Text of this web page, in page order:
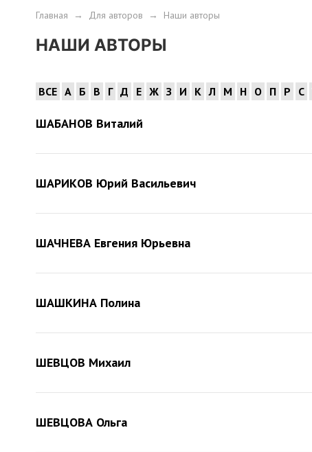
Главная → Для авторов → Наши авторы
НАШИ АВТОРЫ
ВСЕ А Б В Г Д Е Ж З И К Л М Н О П Р С
ШАБАНОВ Виталий
ШАРИКОВ Юрий Васильевич
ШАЧНЕВА Евгения Юрьевна
ШАШКИНА Полина
ШЕВЦОВ Михаил
ШЕВЦОВА Ольга